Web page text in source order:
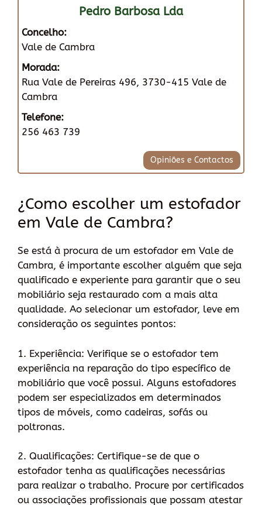
Pedro Barbosa Lda
Concelho:
Vale de Cambra
Morada:
Rua Vale de Pereiras 496, 3730-415 Vale de
Cambra
Telefone:
256 463 739
Opiniões e Contactos
¿Como escolher um estofador
em Vale de Cambra?
Se está à procura de um estofador em Vale de
Cambra, é importante escolher alguém que seja
qualificado e experiente para garantir que o seu
mobiliário seja restaurado com a mais alta
qualidade. Ao selecionar um estofador, leve em
consideração os seguintes pontos:
1. Experiência: Verifique se o estofador tem
experiência na reparação do tipo específico de
mobiliário que você possui. Alguns estofadores
podem ser especializados em determinados
tipos de móveis, como cadeiras, sofás ou
poltronas.
2. Qualificações: Certifique-se de que o
estofador tenha as qualificações necessárias
para realizar o trabalho. Procure por certificados
ou associações profissionais que possam atestar